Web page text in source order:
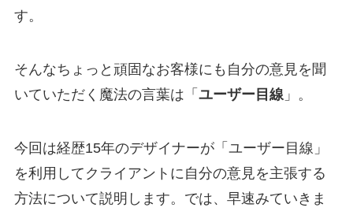
す。
そんなちょっと頑固なお客様にも自分の意見を聞
いていただく魔法の言葉は「 ユーザー目線」。
今回は経歴15年のデザイナーが「ユーザー目線」
を利用してクライアントに自分の意見を主張する
方法について説明します。では、早速みていきま